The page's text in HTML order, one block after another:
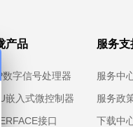
产品
数字信号处理器
嵌入式微控制器
接口
服务支
服务中
服务政
下载中